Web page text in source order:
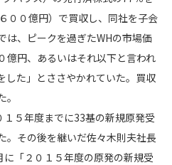
００億円）で買収し、同社を子会
は、ピークを過ぎたWHの市場価
億円、あるいはそれ以下と言われ
した」とささやかれていた。買収
５年度までに33基の新規原発受
。その後を継いだ佐々木則夫社長
「２０１５年度の原発の新規受